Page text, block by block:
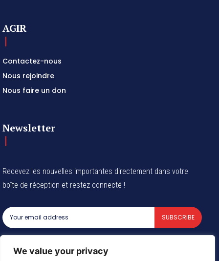
We value your privacy
AGIR
Contactez-nous
Nous rejoindre
Nous faire un don
Newsletter
Recevez les nouvelles importantes directement dans votre
boîte de réception et restez connecté !
SUBSCRIBE